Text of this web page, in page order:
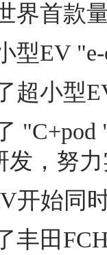
首款
EV "e-
小型
发，努
始同时
田